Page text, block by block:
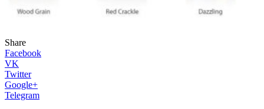
Share
Facebook
VK
Twitter
Google+
Telegram